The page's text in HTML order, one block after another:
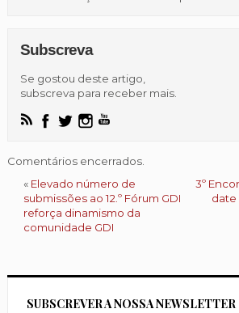
Subscreva
Se gostou deste artigo,
subscreva para receber mais.
Comentários encerrados.
« Elevado número de
submissões ao 12.º Fórum GDI
reforça dinamismo da
comunidade GDI
3º
date
SUBSCREVER A NOSSA NEWSLETTER